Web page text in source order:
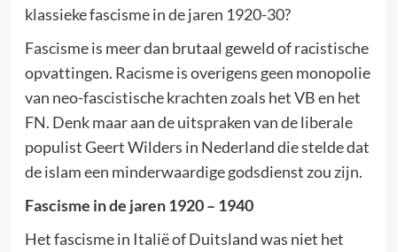
klassieke fascisme in de jaren 1920-30?
Fascisme is meer dan brutaal geweld of racistische
opvattingen. Racisme is overigens geen monopolie
van neo-fascistische krachten zoals het VB en het
FN. Denk maar aan de uitspraken van de liberale
populist Geert Wilders in Nederland die stelde dat
de islam een minderwaardige godsdienst zou zijn.
Fascisme in de jaren 1920 – 1940
Het fascisme in Italië of Duitsland was niet het